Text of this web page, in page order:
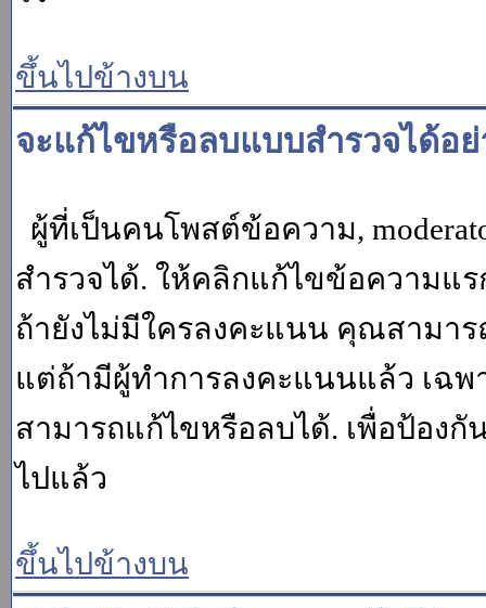
ขึ้นไปข้างบน
จะแก้ไขหรือลบแบบสำรวจได้อย่
ผู้ที่เป็นคนโพสต์ข้อความ,
สำรวจได้. ให้คลิกแก้ไขข้อความแ
ถ้ายังไม่มีใครลงคะแนน คุณสามา
แต่ถ้ามีผู้ทำการลงคะแนนแล้ว เฉพา
สามารถแก้ไขหรือลบได้. เพื่อป้อง
ไปแล้ว
ขึ้นไปข้างบน